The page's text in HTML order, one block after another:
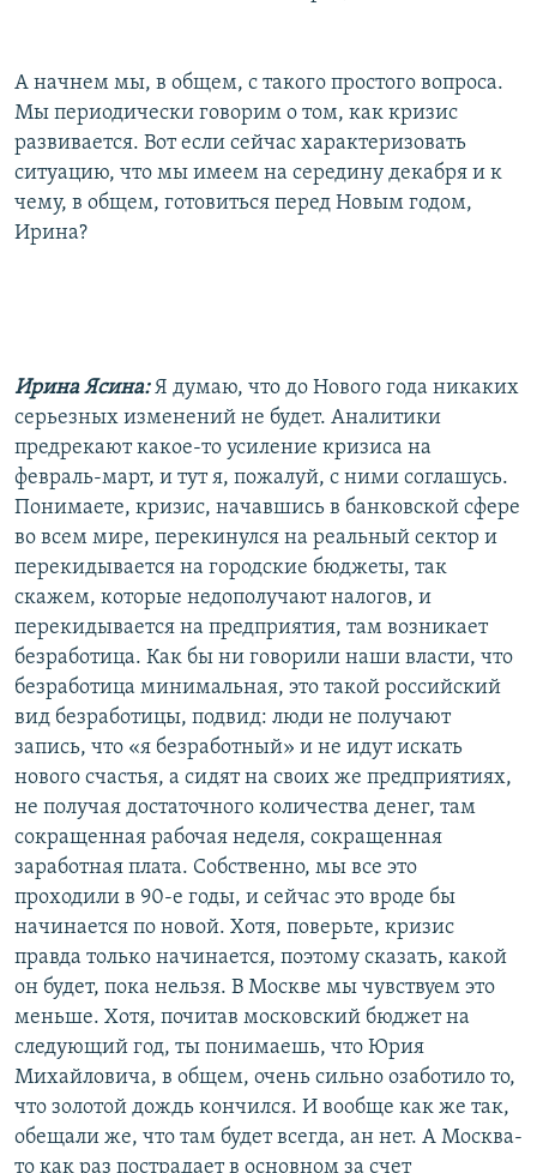
А начнем мы, в общем, с такого простого вопроса.
Мы периодически говорим о том, как кризис
развивается. Вот если сейчас характеризовать
ситуацию, что мы имеем на середину декабря и к
чему, в общем, готовиться перед Новым годом,
Ирина?
Ирина Ясина: Я думаю, что до Нового года никаких
серьезных изменений не будет. Аналитики
предрекают какое-то усиление кризиса на
февраль-март, и тут я, пожалуй, с ними соглашусь.
Понимаете, кризис, начавшись в банковской сфере
во всем мире, перекинулся на реальный сектор и
перекидывается на городские бюджеты, так
скажем, которые недополучают налогов, и
перекидывается на предприятия, там возникает
безработица. Как бы ни говорили наши власти, что
безработица минимальная, это такой российский
вид безработицы, подвид: люди не получают
запись, что «я безработный» и не идут искать
нового счастья, а сидят на своих же предприятиях,
не получая достаточного количества денег, там
сокращенная рабочая неделя, сокращенная
заработная плата. Собственно, мы все это
проходили в 90-е годы, и сейчас это вроде бы
начинается по новой. Хотя, поверьте, кризис
правда только начинается, поэтому сказать, какой
он будет, пока нельзя. В Москве мы чувствуем это
меньше. Хотя, почитав московский бюджет на
следующий год, ты понимаешь, что Юрия
Михайловича, в общем, очень сильно озаботило то,
что золотой дождь кончился. И вообще как же так,
обещали же, что там будет всегда, ан нет. А Москва-
то как раз пострадает в основном за счет